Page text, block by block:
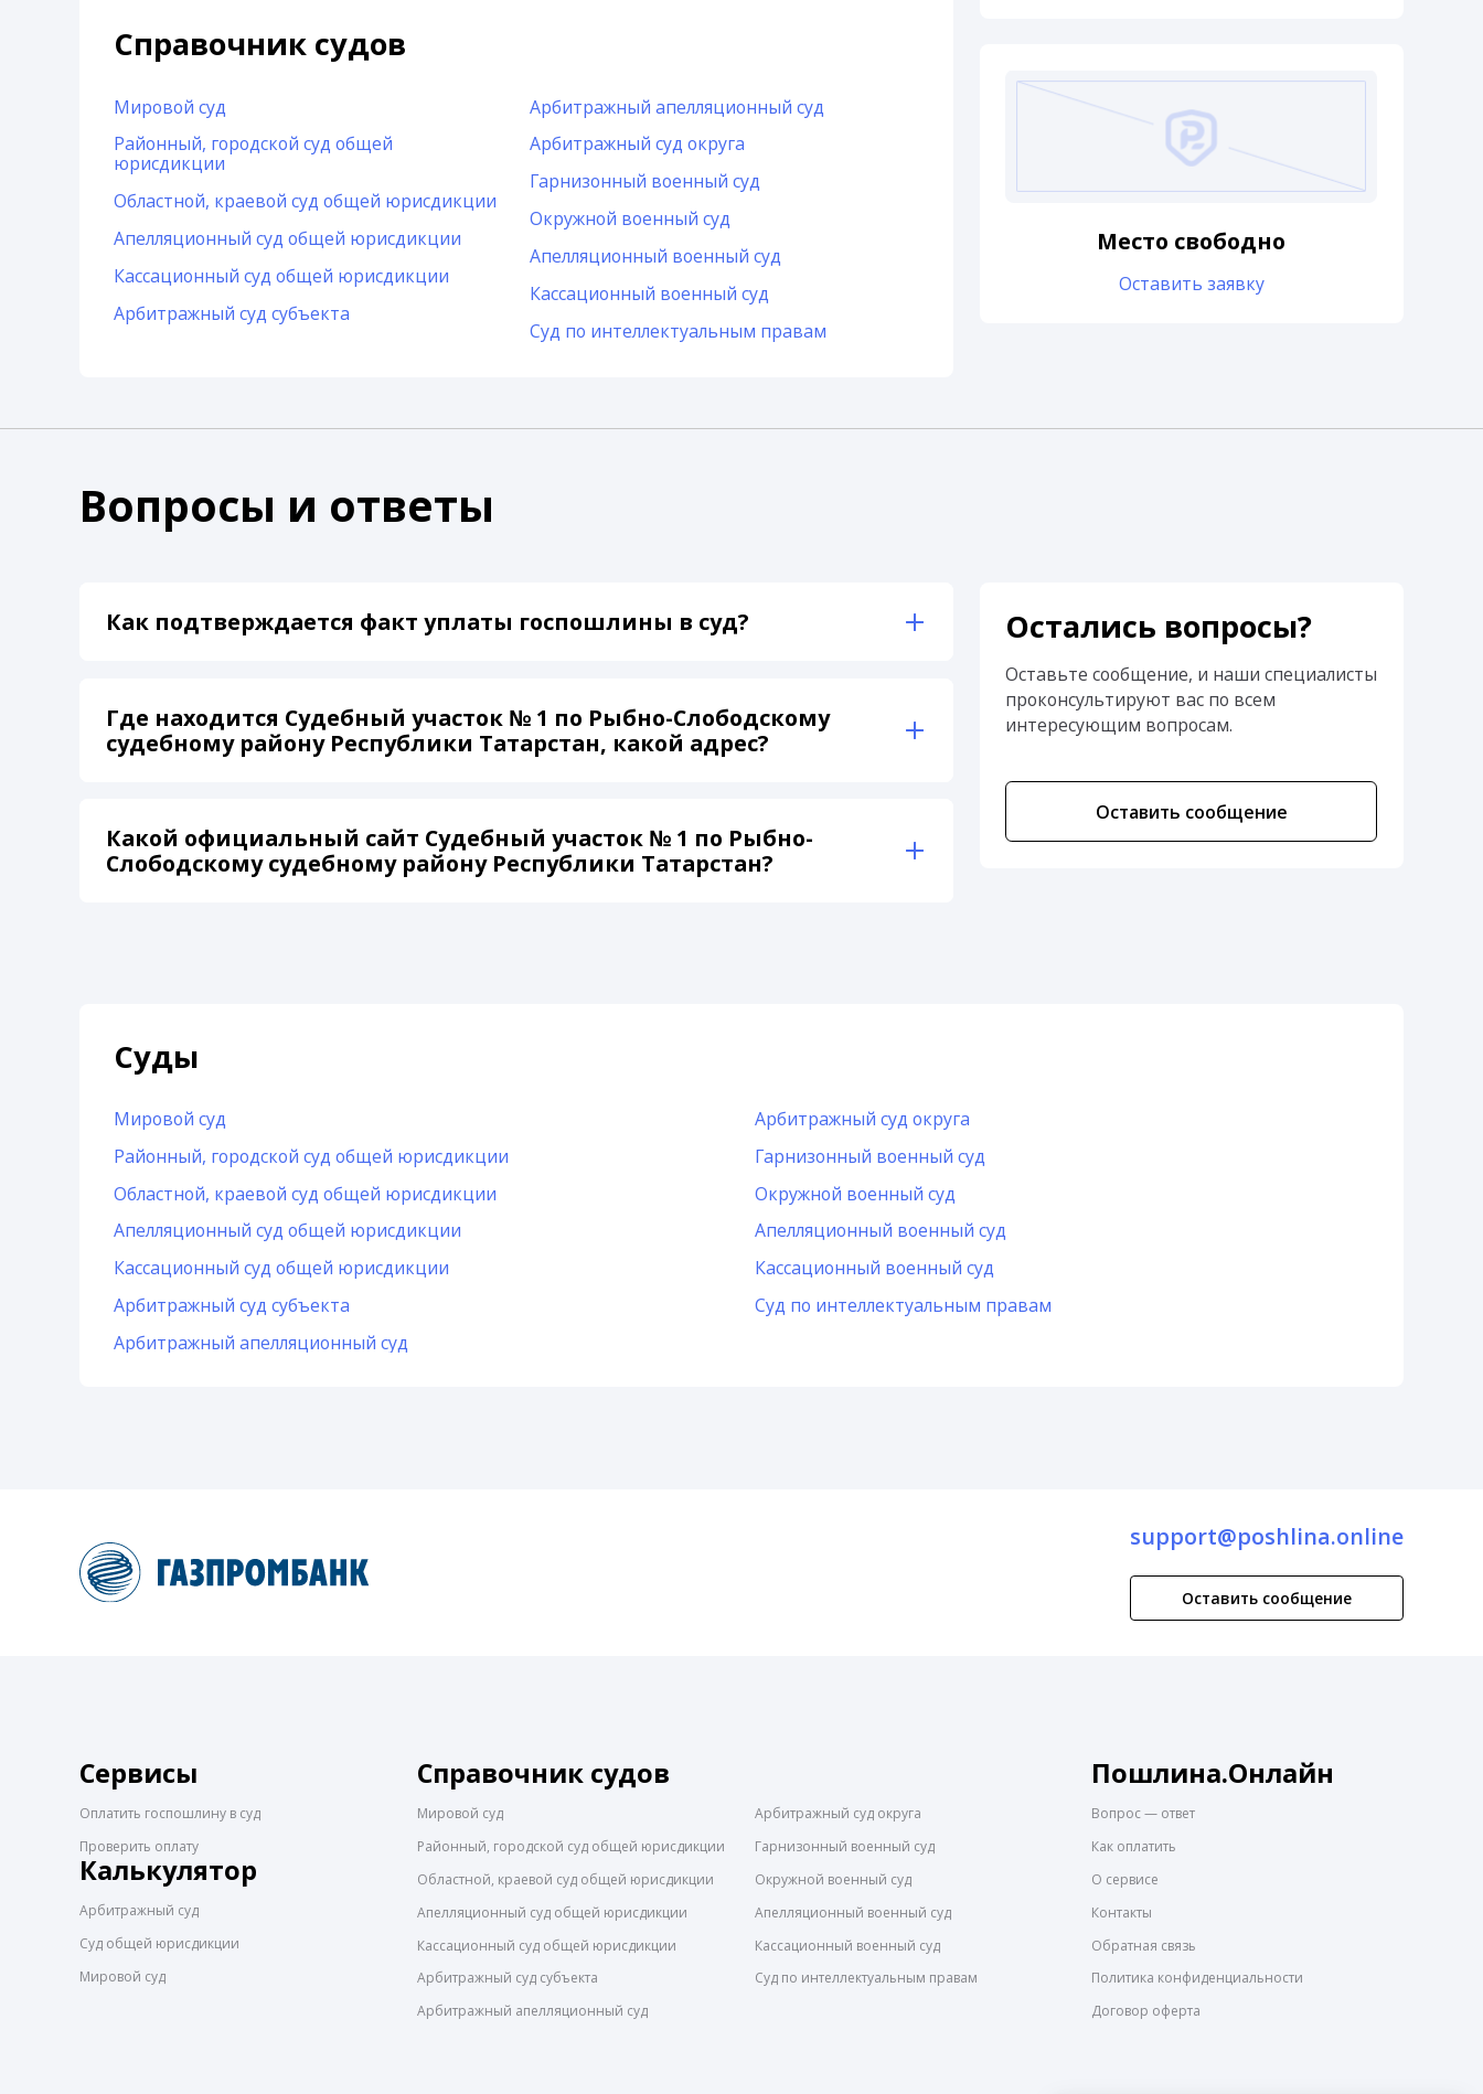
Справочник судов
Мировой суд
Районный, городской суд общей
юрисдикции
Областной, краевой суд общей юрисдикции
Апелляционный суд общей юрисдикции
Кассационный суд общей юрисдикции
Арбитражный суд субъекта
Арбитражный апелляционный суд
Арбитражный суд округа
Гарнизонный военный суд
Окружной военный суд
Апелляционный военный суд
Кассационный военный суд
Суд по интеллектуальным правам
Место свободно
Оставить заявку
Вопросы и ответы
Как подтверждается факт уплаты госпошлины в суд?
Где находится Судебный участок № 1 по Рыбно-Слободскому
судебному району Республики Татарстан, какой адрес?
Какой официальный сайт Судебный участок № 1 по Рыбно-
Слободскому судебному району Республики Татарстан?
Остались вопросы?
Оставьте сообщение, и наши специалисты
проконсультируют вас по всем
интересующим вопросам.
Оставить сообщение
Суды
Мировой суд
Районный, городской суд общей юрисдикции
Областной, краевой суд общей юрисдикции
Апелляционный суд общей юрисдикции
Кассационный суд общей юрисдикции
Арбитражный суд субъекта
Арбитражный апелляционный суд
Арбитражный суд округа
Гарнизонный военный суд
Окружной военный суд
Апелляционный военный суд
Кассационный военный суд
Суд по интеллектуальным правам
support@poshlina.online
Оставить сообщение
Сервисы
Оплатить госпошлину в суд
Проверить оплату
Калькулятор
Арбитражный суд
Суд общей юрисдикции
Мировой суд
Справочник судов
Мировой суд
Районный, городской суд общей юрисдикции
Областной, краевой суд общей юрисдикции
Апелляционный суд общей юрисдикции
Кассационный суд общей юрисдикции
Арбитражный суд субъекта
Арбитражный апелляционный суд
Арбитражный суд округа
Гарнизонный военный суд
Окружной военный суд
Апелляционный военный суд
Кассационный военный суд
Суд по интеллектуальным правам
Пошлина.Онлайн
Вопрос — ответ
Как оплатить
О сервисе
Контакты
Обратная связь
Политика конфиденциальности
Договор оферта